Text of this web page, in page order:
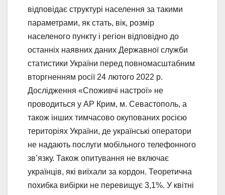
відповідає структурі населення за такими
параметрами, як стать, вік, розмір
населеного пункту і регіон відповідно до
останніх наявних даних Державної служби
статистики України перед повномасштабним
вторгненням росії 24 лютого 2022 р.
Дослідження «Споживчі настрої» не
проводиться у АР Крим, м. Севастополь, а
також інших тимчасово окупованих росією
територіях України, де українські оператори
не надають послуги мобільного телефонного
зв’язку. Також опитування не включає
українців, які виїхали за кордон. Теоретична
похибка вибірки не перевищує 3,1%. У квітні